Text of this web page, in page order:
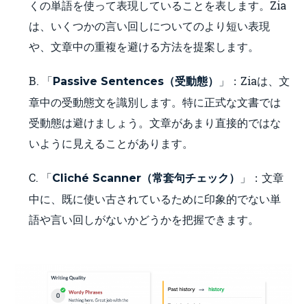
くの単語を使って表現していることを表します。Zia
は、いくつかの言い回しについてのより短い表現
や、文章中の重複を避ける方法を提案します。
B. 「Passive Sentences（受動態）
」：Ziaは、文
章中の受動態文を識別します。特に正式な文書では
受動態は避けましょう。文章があまり直接的ではな
いように見えることがあります。
C. 「Cliché Scanner（常套句チェック）
」：文章
中に、既に使い古されているために印象的でない単
語や言い回しがないかどうかを把握できます。